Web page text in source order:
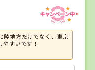
陸地方だけでなく、東京
すいです！